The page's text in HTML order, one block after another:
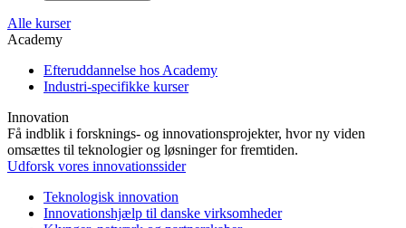
Alle kurser
Academy
Efteruddannelse hos Academy
Industri-specifikke kurser
Innovation
Få indblik i forsknings- og innovationsprojekter, hvor ny viden
omsættes til teknologier og løsninger for fremtiden.
Udforsk vores innovationssider
Teknologisk innovation
Innovationshjælp til danske virksomheder